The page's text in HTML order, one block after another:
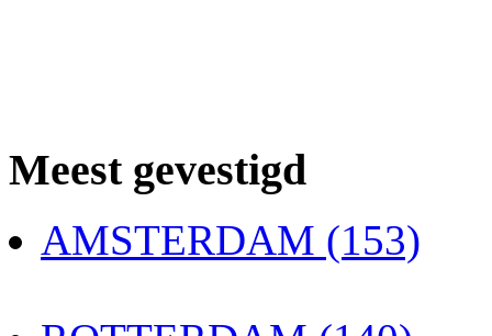
Meest gevestigd
AMSTERDAM (153)